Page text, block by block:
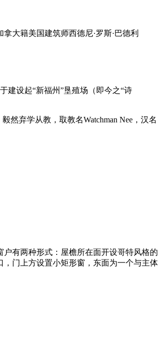
大籍美国建筑师西德尼·罗斯·巴德利
建设起“新福州”垦殖场（即今之“诗
然弃学从教，取教名Watchman Nee，汉名
有两种形式：屋檐所在面开设哥特风格的
门上方设置小矩形窗，东面为一个与主体